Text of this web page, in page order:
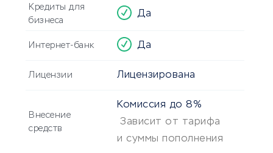
Кредиты для
бизнеса
Да
Интернет-банк Да
Лицензии Лицензирована
Внесение
средств
Комиссия до 8%
Зависит от тарифа
и суммы пополнения